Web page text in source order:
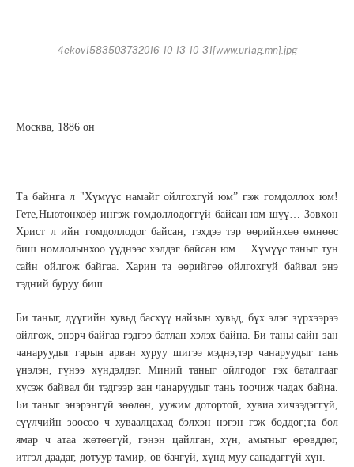
4ekov1583503732016-10-13-10-31[www.urlag.mn].jpg
Москва, 1886 он
Та байнга л "Хүмүүс намайг ойлгохгүй юм” гэж гомдоллох юм!
Гете,Ньютонхоёр ингэж гомдоллодоггүй байсан юм шүү… Зөвхөн
Христ л ийн гомдоллодог байсан, гэхдээ тэр өөрийнхөө өмнөөс
биш номлолынхоо үүднээс хэлдэг байсан юм… Хүмүүс таныг тун
сайн ойлгож байгаа. Харин та өөрийгөө ойлгохгүй байвал энэ
тэдний буруу биш.
Би таныг, дүүгийн хувьд басхүү найзын хувьд, бүх элэг зүрхээрээ
ойлгож, энэрч байгаа гэдгээ батлан хэлэх байна. Би таны сайн зан
чанаруудыг гарын арван хуруу шигээ мэднэ;тэр чанаруудыг тань
үнэлэн, гүнээ хүндэлдэг. Миний таныг ойлгодог гэх баталгааг
хүсэж байвал би тэдгээр зан чанаруудыг тань тоочиж чадах байна.
Би таныг энэрэнгүй зөөлөн, уужим дотортой, хувиа хичээдэггүй,
сүүлчийн зоосоо ч хуваалцахад бэлхэн нэгэн гэж боддог;та бол
ямар ч атаа жөтөөгүй, гэнэн цайлган, хүн, амьтныг өрөвддөг,
итгэл даадаг, дотуур тамир, ов бачгүй, хүнд муу санадаггүй хүн.